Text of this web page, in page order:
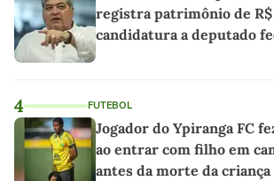
registra patrimônio de
candidatura a deputado
4 FUTEBOL
Jogador do Ypiranga FC
ao entrar com filho em
antes da morte da criança